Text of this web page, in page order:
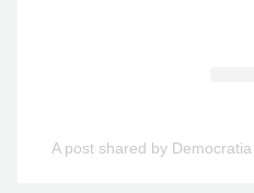
A post shared by